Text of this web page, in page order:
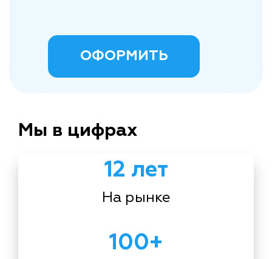
ОФОРМИТЬ
Мы в цифрах
12 лет
На рынке
100+